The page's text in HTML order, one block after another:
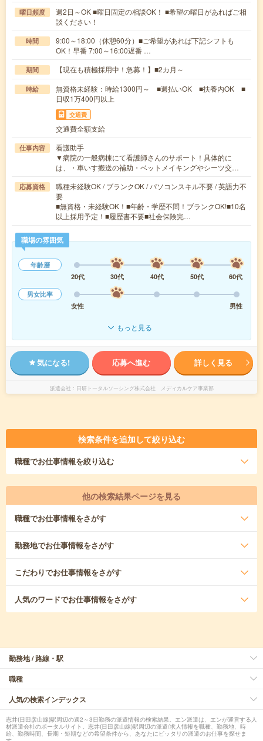
曜日頻度
週2日～OK ■曜日固定の相談OK！ ■希望の曜日があればご相
談ください！
時間
9:00～18:00（休憩60分）■ご希望があれば下記シフトも
OK！早番 7:00～16:00遅番 …
期間 【現在も積極採用中！急募！】■2カ月～
時給
無資格未経験：時給1300円～ ■週払いOK ■扶養内OK ■
日収1万400円以上
交通費
交通費全額支給
仕事内容
看護助手
▼病院の一般病棟にて看護師さんのサポート！具体的に
は、・車いす搬送の補助・ベットメイキングやシーツ交…
応募資格
職種未経験OK / ブランクOK / パソコンスキル不要 / 英語力不
要
■無資格・未経験OK！■年齢・学歴不問！ブランクOK!■10名
以上採用予定！■履歴書不要■社会保険完…
職場の雰囲気
年齢層
20代
30代 40代 50代
60代
男女比率
女性
男性
もっと見る
気になる! 応募へ進む 詳しく見る
派遣会社 日研トータルソーシング株式会社 メディカルケア事業部
検索条件を追加して絞り込む
職種でお仕事情報を絞り込む
他の検索結果ページを見る
職種でお仕事情報をさがす
勤務地でお仕事情報をさがす
こだわりでお仕事情報をさがす
人気のワードでお仕事情報をさがす
勤務地 / 路線・駅
職種
人気の検索インデックス
志井(日田彦山線)駅周辺の週2～3日勤務の派遣情報の検索結果。エン派遣は、エンが運営する人
材派遣会社のポータルサイト。志井(日田彦山線)駅周辺の派遣/求人情報を職種、勤務地、時
給、勤務時間、長期・短期などの希望条件から、あなたにピッタリの派遣のお仕事を探せま